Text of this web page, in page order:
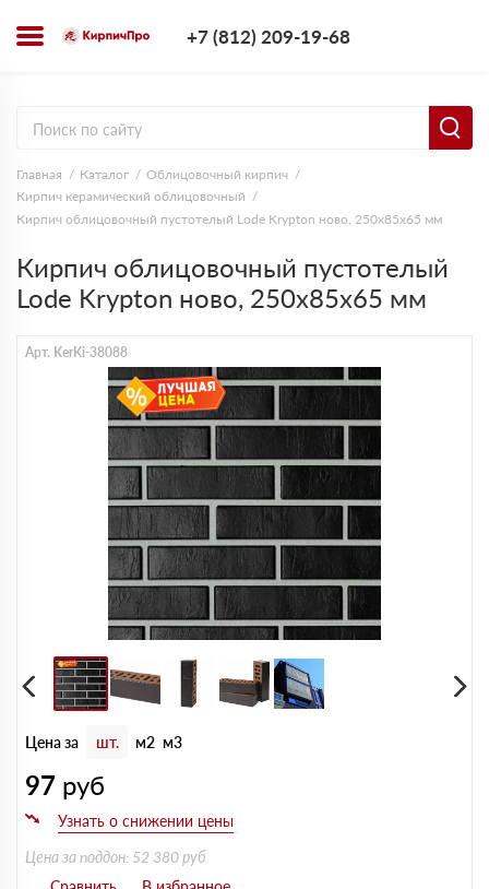
+7 (812) 209-19-68
Главная Каталог
Облицовочный кирпич
Кирпич керамический облицовочный
Кирпич облицовочный пустотелый Lode Krypton ново, 250х85х65 мм
Кирпич облицовочный пустотелый
Lode Krypton ново, 250х85х65 мм
Арт. KerKi-38088
Цена за шт. м2 м3
97 руб
Цена за поддон: 52 380 руб